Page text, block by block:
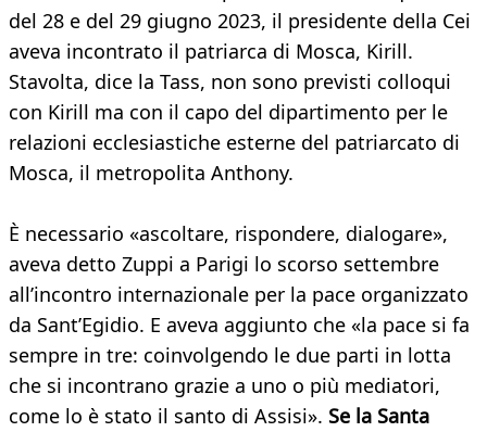
del 28 e del 29 giugno 2023, il presidente della Cei
aveva incontrato il patriarca di Mosca, Kirill.
Stavolta, dice la Tass, non sono previsti colloqui
con Kirill ma con il capo del dipartimento per le
relazioni ecclesiastiche esterne del patriarcato di
Mosca, il metropolita Anthony.
È necessario «ascoltare, rispondere, dialogare»,
aveva detto Zuppi a Parigi lo scorso settembre
all’incontro internazionale per la pace organizzato
da Sant’Egidio. E aveva aggiunto che «la pace si fa
sempre in tre: coinvolgendo le due parti in lotta
che si incontrano grazie a uno o più mediatori,
come lo è stato il santo di Assisi». Se la Santa